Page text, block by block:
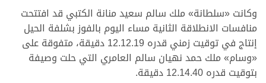
وكانت «سلطانة» ملك سالم سعيد منانة الكتبي قد افتتحت
منافسات الانطلاقة الثانية مساء اليوم بالفوز بشلفة الحيل
إنتاج في توقيت زمني قدره 12.12.19 دقيقة، متفوقة على
«وسام» ملك حمد نهيان سالم العامري التي حلت وصيفة
بتوقيت قدره 12.14.40 دقيقة.